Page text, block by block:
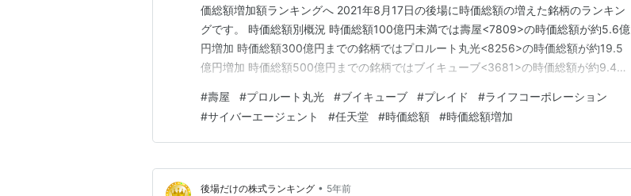
価総額増加額ランキングへ 2021年8月17日の後場に時価総額の増えた銘柄のランキン
グです。 時価総額別概況 時価総額100億円未満では壽屋<7809>の時価総額が約5.6億
円増加 時価総額300億円までの銘柄ではプロルート丸光<8256>の時価総額が約19.5
億円増加 時価総額500億円までの銘柄ではブイキューブ<3681>の時価総額が約9.4億
加 時価総額3,000億円までの銘柄ではライフコーポレーション<81…
#壽屋 #プロルート丸光 #ブイキューブ #プレイド #ライフコーポレーション
#サイバーエージェント #任天堂 #時価総額 #時価総額増加
後場だけの株式ランキング • 5年前